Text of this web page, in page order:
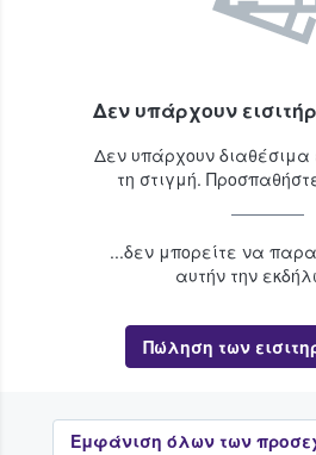
Δεν υπάρχουν
Δεν υπάρχουν διαθέσιμα
τη στιγμή.
...δεν μπορείτε να
αυτήν την
Πώληση των
Εμφάνιση όλων των